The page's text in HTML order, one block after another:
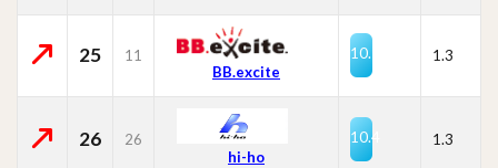
25
11
BB.excite
10.7 1.3
26
26
hi-ho
10.4 1.3